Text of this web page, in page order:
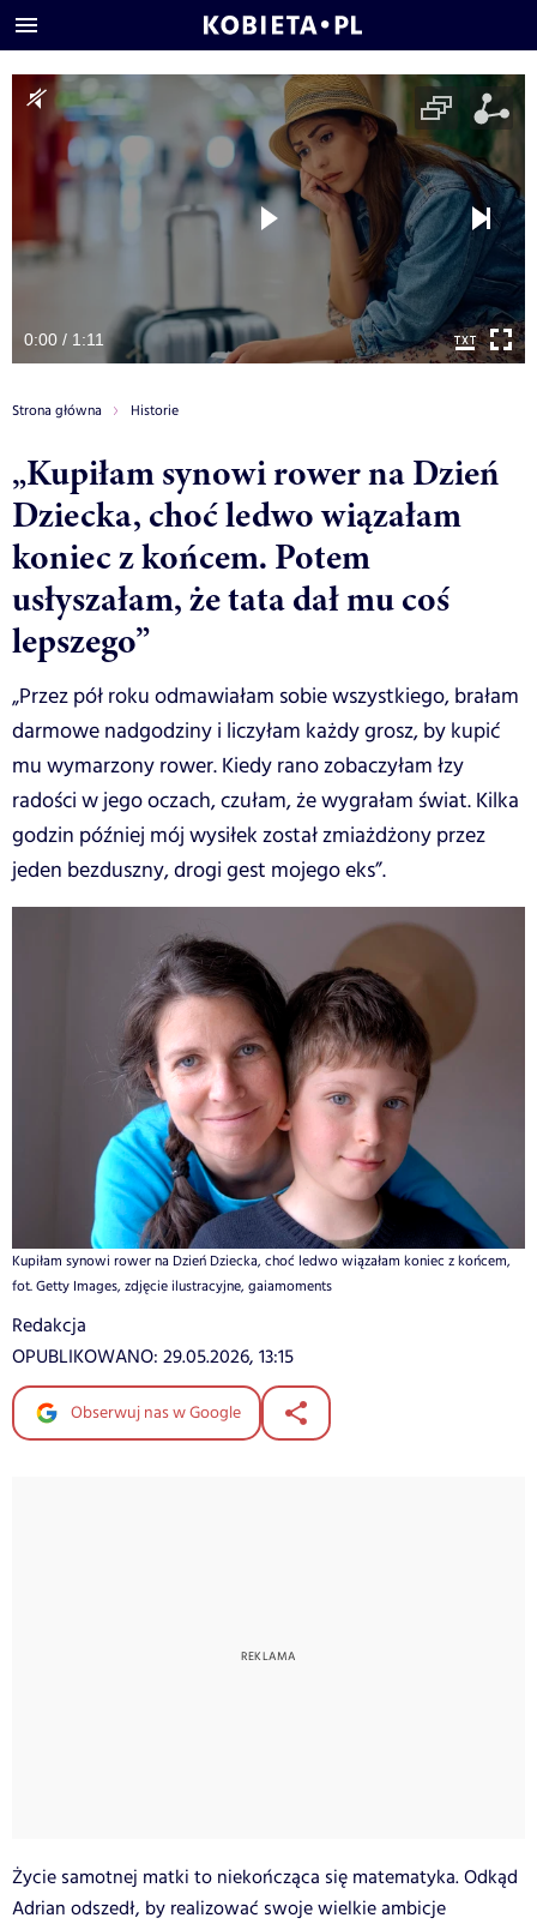
0:00 / 1:11
Strona główna Historie
„Kupiłam synowi rower na Dzień
Dziecka, choć ledwo wiązałam
koniec z końcem. Potem
usłyszałam, że tata dał mu coś
lepszego”
„Przez pół roku odmawiałam sobie wszystkiego, brałam
darmowe nadgodziny i liczyłam każdy grosz, by kupić
mu wymarzony rower. Kiedy rano zobaczyłam łzy
radości w jego oczach, czułam, że wygrałam świat. Kilka
godzin później mój wysiłek został zmiażdżony przez
jeden bezduszny, drogi gest mojego eks”.
Kupiłam synowi rower na Dzień Dziecka, choć ledwo wiązałam koniec z końcem,
fot. Getty Images, zdjęcie ilustracyjne, gaiamoments
Redakcja
OPUBLIKOWANO: 29.05.2026, 13:15
Obserwuj nas w Google
Życie samotnej matki to niekończąca się matematyka. Odkąd
Adrian odszedł, by realizować swoje wielkie ambicje